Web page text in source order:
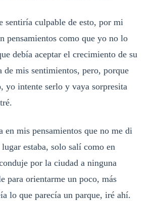
sentiría culpable de esto, por mi
pensamientos como que yo no lo
debía aceptar el crecimiento de su
de mis sentimientos, pero, porque
yo intente serlo y vaya sorpresita
en mis pensamientos que no me di
estaba, solo salí como en
por la ciudad a ninguna
para orientarme un poco, más
lo que parecía un parque, iré ahí.